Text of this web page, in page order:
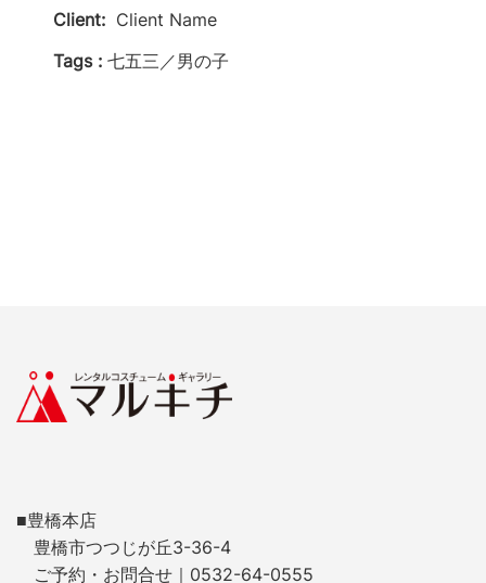
Client: Client Name
Tags : 七五三／男の子
■豊橋本店
豊橋市つつじが丘3-36-4
ご予約・お問合せ｜0532-64-0555